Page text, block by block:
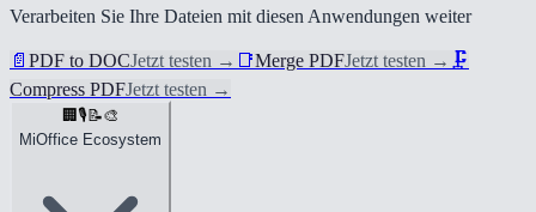
Verarbeiten Sie Ihre Dateien mit diesen Anwendungen weiter
📄 PDF to DOCJetzt testen → 📑Merge PDFJetzt testen → 🗜️
Compress PDFJetzt testen →
🏢 🎙️ 📝🎨
MiOffice Ecosystem